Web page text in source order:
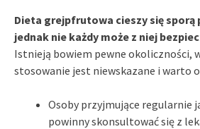
Dieta grejpfrutowa cieszy się sporą
jednak nie każdy może z niej
Istnieją bowiem pewne okoliczności,
stosowanie jest niewskazane i warto
Osoby przyjmujące regularnie
powinny skonsultować się z